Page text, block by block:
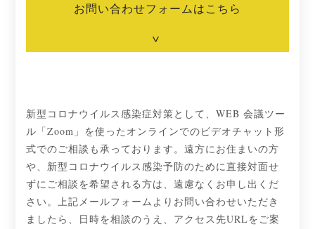
お問い合わせフォームはこちら
新型コロナウイルス感染症対策として、WEB 会議ツー
ル「Zoom」を使ったオンラインでのビデオチャット形
式でのご相談も承っております。遠方にお住まいの方
や、新型コロナウイルス感染予防のために直接対面せ
ずにご相談を希望される方は、遠慮なくお申し出くだ
さい。上記メールフォームよりお問い合わせいただき
ましたら、日時を相談のうえ、アクセス先URLをご案